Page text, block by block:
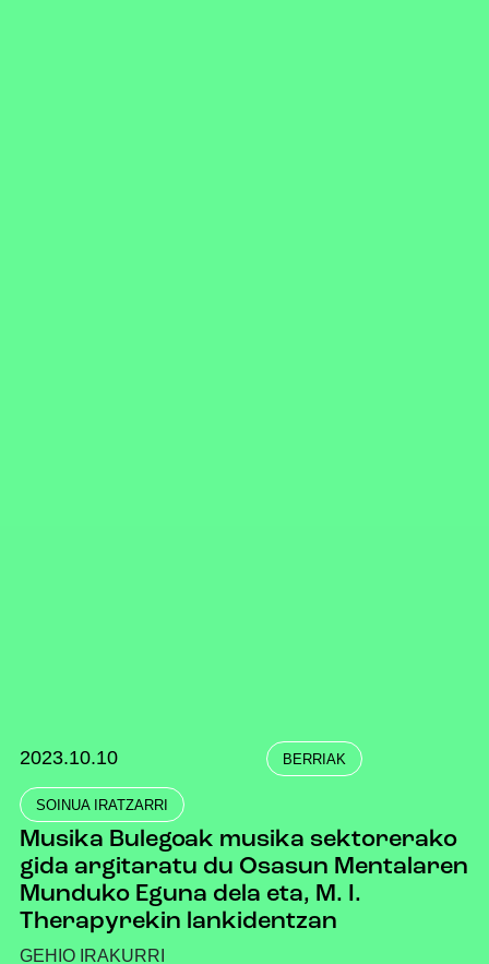
2023.10.10 BERRIAK
SOINUA IRATZARRI
Musika Bulegoak musika sektorerako
gida argitaratu du Osasun Mentalaren
Munduko Eguna dela eta, M. I.
Therapyrekin lankidentzan
GEHIO IRAKURRI